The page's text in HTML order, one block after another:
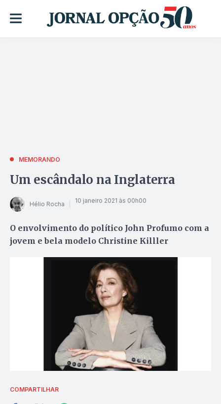
MEMORANDO
Um escândalo na Inglaterra
Hélio Rocha 10 janeiro 2021 às 00h00
O envolvimento do político John Profumo com a
jovem e bela modelo Christine Killler
COMPARTILHAR